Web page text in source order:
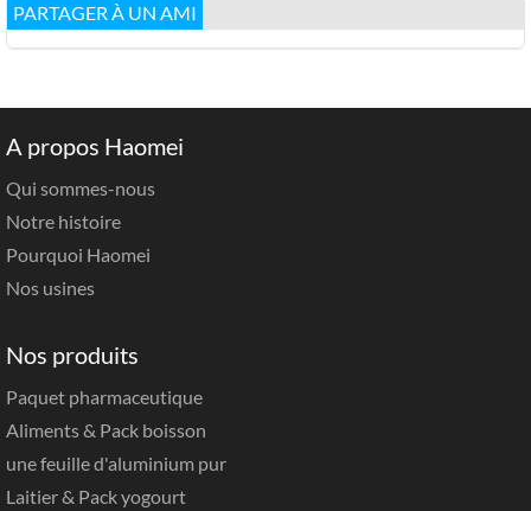
PARTAGER À UN AMI
A propos Haomei
Qui sommes-nous
Notre histoire
Pourquoi Haomei
Nos usines
Nos produits
Paquet pharmaceutique
Aliments & Pack boisson
une feuille d'aluminium pur
Laitier & Pack yogourt